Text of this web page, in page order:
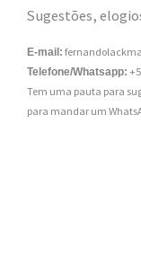
Sugestões,
E-mail:
Telefone/Whatsapp:
Tem uma pauta para
para mandar um